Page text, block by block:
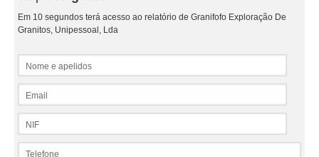
Em 10 segundos terá acesso ao relatório de Granifofo Exploração De
Granitos, Unipessoal, Lda